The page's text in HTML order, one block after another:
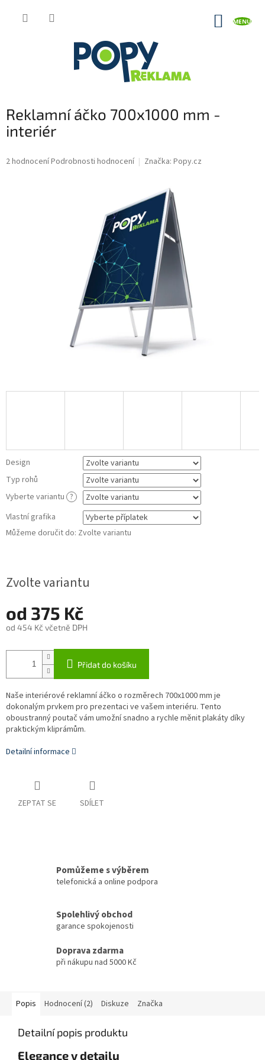
Reklamní áčko 700x1000 mm -
interiér
Průměrné
2 hodnoceníPodrobnosti hodnocení Značka: Popy.cz
Design
Typ rohů
Vyberte variantu ?
Vlastní grafika
Můžeme doručit do: Zvolte variantu
Zvolte variantu
od 375 Kč
od 454 Kčvčetně DPH
Přidat do košíku
Naše interiérové reklamní áčko o rozměrech 700x1000 mm je
dokonalým prvkem pro prezentaci ve vašem interiéru. Tento
oboustranný poutač vám umožní snadno a rychle měnit plakáty díky
praktickým kliprámům.
Detailní informace
ZEPTAT SE SDÍLET
Pomůžeme s výběrem
telefonická a online podpora
Spolehlivý obchod
garance spokojenosti
Doprava zdarma
při nákupu nad 5000 Kč
Popis Hodnocení (2) Diskuze Značka
Detailní popis produktu
Elegance v detailu